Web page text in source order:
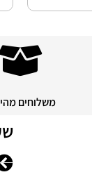
משלוחים